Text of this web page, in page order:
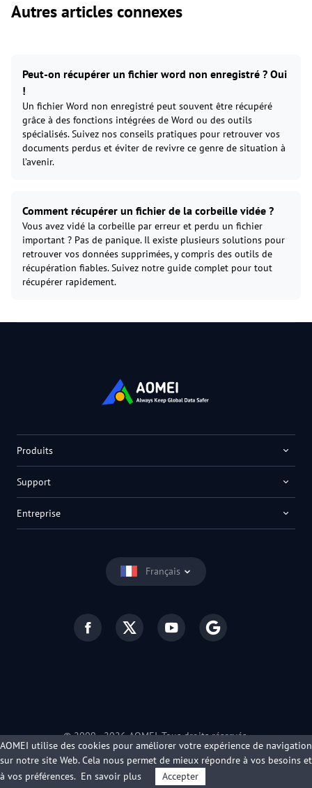
Autres articles connexes
Peut-on récupérer un fichier word non enregistré ? Oui
!
Un fichier Word non enregistré peut souvent être récupéré
grâce à des fonctions intégrées de Word ou des outils
spécialisés. Suivez nos conseils pratiques pour retrouver vos
documents perdus et éviter de revivre ce genre de situation à
l’avenir.
Comment récupérer un fichier de la corbeille vidée ?
Vous avez vidé la corbeille par erreur et perdu un fichier
important ? Pas de panique. Il existe plusieurs solutions pour
retrouver vos données supprimées, y compris des outils de
récupération fiables. Suivez notre guide complet pour tout
récupérer rapidement.
Français
Produits
Support
Entreprise
© 2009 -2026AOMEI. Tous droits réservés.
Politique de confidentialité
Conditions d’utilisation
AOMEI utilise des cookies pour améliorer votre expérience de navigation
sur notre site Web. Cela nous permet de mieux répondre à vos besoins et
à vos préférences. En savoir plus Accepter